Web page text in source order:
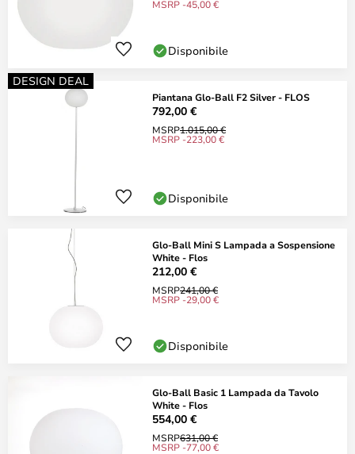
MSRP -45,00 €
Disponibile
DESIGN DEAL
Piantana Glo-Ball F2 Silver - FLOS
792,00 €
MSRP1.015,00 €
MSRP -223,00 €
Disponibile
Glo-Ball Mini S Lampada a Sospensione
White - Flos
212,00 €
MSRP241,00 €
MSRP -29,00 €
Disponibile
Glo-Ball Basic 1 Lampada da Tavolo
White - Flos
554,00 €
MSRP631,00 €
MSRP -77,00 €